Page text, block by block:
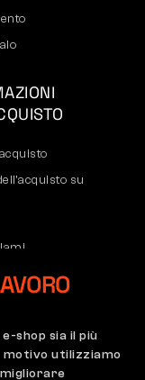
su
pagamento
garanzia
shop sia il più
motivo utilizziamo